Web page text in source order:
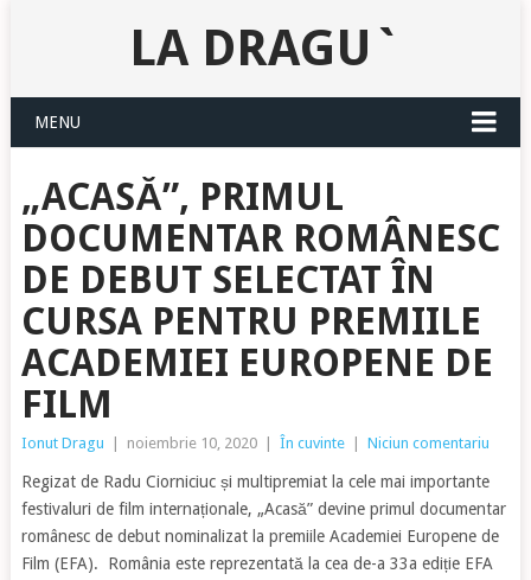
LA DRAGU`
MENU
„ACASĂ”, PRIMUL
DOCUMENTAR ROMÂNESC
DE DEBUT SELECTAT ÎN
CURSA PENTRU PREMIILE
ACADEMIEI EUROPENE DE
FILM
Ionut Dragu noiembrie 10, 2020 În cuvinte Niciun comentariu
Regizat de Radu Ciorniciuc și multipremiat la cele mai importante
festivaluri de film internaționale, „Acasă” devine primul documentar
românesc de debut nominalizat la premiile Academiei Europene de
Film (EFA). România este reprezentată la cea de-a 33a ediție EFA